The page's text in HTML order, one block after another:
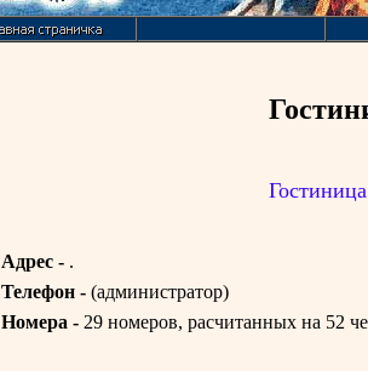
Адрес - .
Телефон - (администратор)
Номера - 29 номеров, расчитанных на 52